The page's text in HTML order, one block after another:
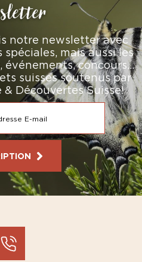
notre newsletter avec
mais aussi les
événements, concours…
suisses soutenus par
Découvertes Suisse!